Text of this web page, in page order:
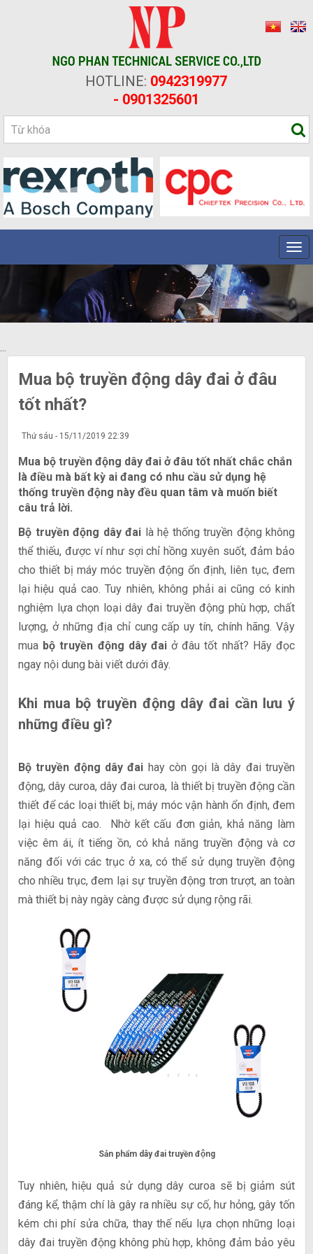
HOTLINE: 0942319977
- 0901325601
...
Mua bộ truyền động dây đai ở đâu
tốt nhất?
Thứ sáu - 15/11/2019 22:39
Mua bộ truyền động dây đai ở đâu tốt nhất chắc chắn
là điều mà bất kỳ ai đang có nhu cầu sử dụng hệ
thống truyền động này đều quan tâm và muốn biết
câu trả lời.
Bộ truyền động dây đai là hệ thống truyền động không
thể thiếu, được ví như sợi chỉ hồng xuyên suốt, đảm bảo
cho thiết bị máy móc truyền động ổn định, liên tục, đem
lại hiệu quả cao. Tuy nhiên, không phải ai cũng có kinh
nghiệm lựa chọn loại dây đai truyền động phù hợp, chất
lượng, ở những địa chỉ cung cấp uy tín, chính hãng. Vậy
mua bộ truyền động dây đaiở đâu tốt nhất? Hãy đọc
ngay nội dung bài viết dưới đây.
Khi mua bộ truyền động dây đai cần lưu ý
những điều gì?
Bộ truyền động dây đai hay còn gọi là dây đai truyền
động, dây curoa, dây đai curoa, là thiết bị truyền động cần
thiết để các loại thiết bị, máy móc vận hành ổn định, đem
lại hiệu quả cao. Nhờ kết cấu đơn giản, khả năng làm
việc êm ái, ít tiếng ồn, có khả năng truyền động và cơ
năng đối với các trục ở xa, có thể sử dụng truyền động
cho nhiều trục, đem lại sự truyền động trơn trượt, an toàn
mà thiết bị này ngày càng được sử dụng rộng rãi.
Sản phẩm dây đai truyền động
Tuy nhiên, hiệu quả sử dụng dây curoa sẽ bị giảm sút
đáng kể, thậm chí là gây ra nhiều sự cố, hư hỏng, gây tốn
kém chi phí sửa chữa, thay thế nếu lựa chọn những loại
dây đai truyền động không phù hợp, không đảm bảo yêu